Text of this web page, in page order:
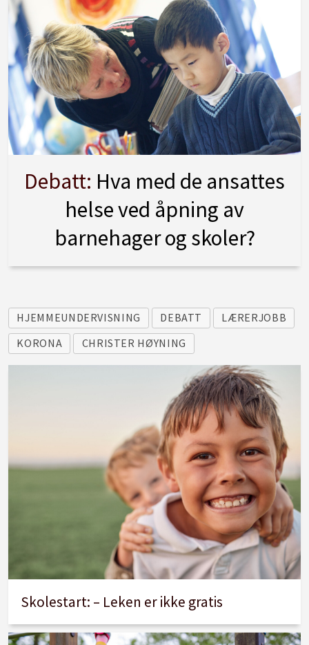
Debatt: Hva med de ansattes
helse ved åpning av
barnehager og skoler?
HJEMMEUNDERVISNING DEBATT
LÆRERJOBB
KORONA
CHRISTER HØYNING
Skolestart: – Leken er ikke gratis